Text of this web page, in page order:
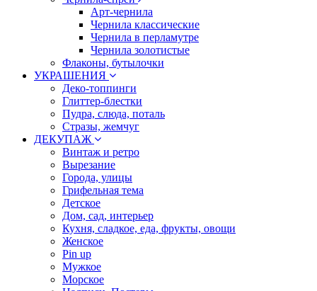
Арт-чернила
Чернила классические
Чернила в перламутре
Чернила золотистые
Флаконы, бутылочки
УКРАШЕНИЯ
Деко-топпинги
Глиттер-блестки
Пудра, слюда, поталь
Стразы, жемчуг
ДЕКУПАЖ
Винтаж и ретро
Вырезание
Города, улицы
Грифельная тема
Детское
Дом, сад, интерьер
Кухня, сладкое, еда, фрукты, овощи
Женское
Pin up
Мужкое
Морское